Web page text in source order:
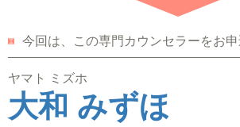
今回は、この専門カウンセラーをお
ヤマト ミズホ
大和 みずほ